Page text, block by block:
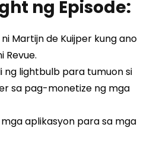
ng Episode:
Martijn de Kuijper kung ano
Revue.
ng lightbulb para tumuon si
sa pag-monetize ng mga
aplikasyon para sa mga